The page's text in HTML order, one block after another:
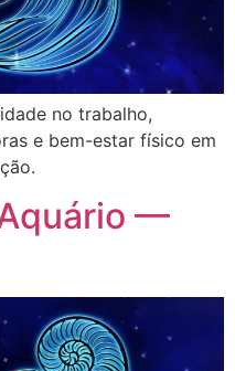
no trabalho,
e bem-estar físico em
—